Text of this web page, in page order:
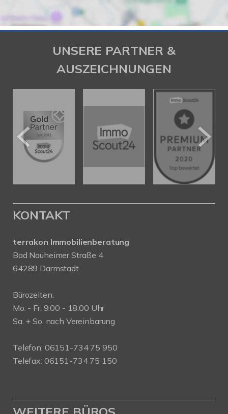
UNSERE PARTNER &
AUSZEICHNUNGEN
KONTAKT
terrakon Immobilienberatung
Bad Nauheimer Straße 4
64289 Darmstadt
Bürozeiten:
Mo. - Fr. 9.00 - 18.00 Uhr
Sa. + So. nach Vereinbarung
Telefon: 06151-734 75 950
Telefax: 06151-734 75 150